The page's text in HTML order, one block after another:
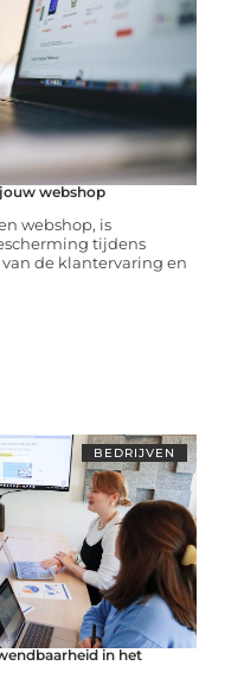
webshop
webshop, is
tijdens
de klantervaring en
BEDRIJVEN
in het